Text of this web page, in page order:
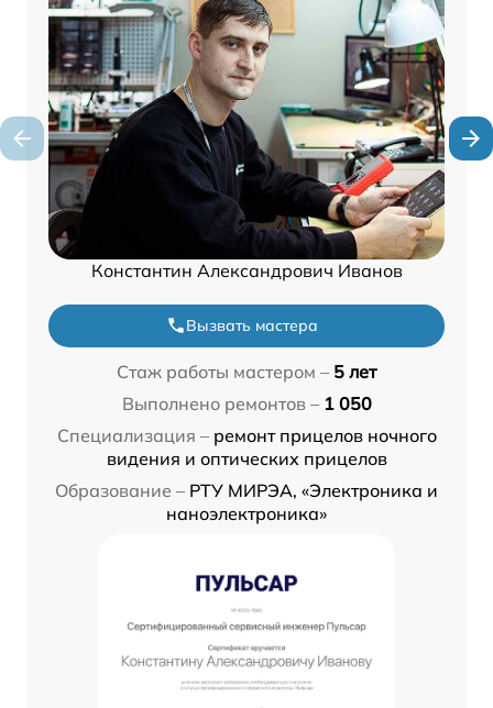
Константин Александрович Иванов
Вызвать мастера
Стаж работы мастером – 5 лет
Выполнено ремонтов – 1 050
Специализация – ремонт прицелов ночного
видения и оптических прицелов
Образование – РТУ МИРЭА, «Электроника и
наноэлектроника»